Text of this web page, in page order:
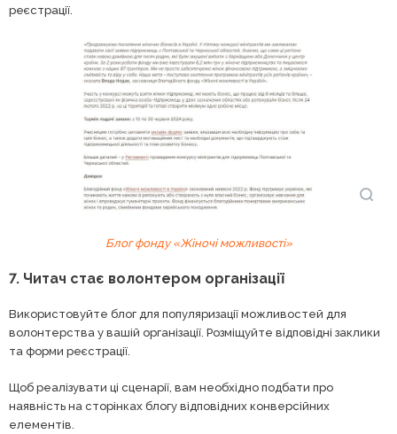
реєстрації.
Блог фонду «Жіночі можливості»
7. Читач стає волонтером організації
Використовуйте блог для популяризації можливостей для
волонтерства у вашій організації. Розміщуйте відповідні заклики
та форми реєстрації.
Щоб реалізувати ці сценарії, вам необхідно подбати про
наявність на сторінках блогу відповідних конверсійних
елементів.